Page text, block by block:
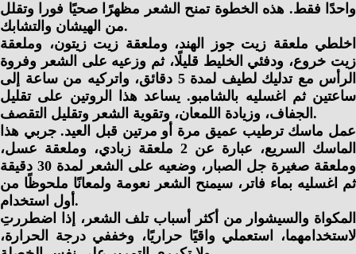
واحدًا فقط. هذه الخطوة تمنح الشعر مظهرًا صحيًا فورا وتقلل
من الهيشان والتشابك.
اخلطي ملعقة زيت جوز الهند، وملعقة زيت زيتون، وملعقة
زيت خروع، ودفئي الخليط قليلًا، ثم وزعيه على الشعر وفروة
الرأس مع تدليك لطيف لمدة 5 دقائق، واتركيه من ساعة إلى
ساعتين ثم اغسليه بالشامبو. يساعد هذا الروتين على تقليل
الجفاف، وزيادة اللمعان، وتقوية الشعر وتقليل التقصف.
عمل ماسك ترطيب عميق مرة أو مرتين قبل العيد. جربي هذا
الماسك السريع، عبارة عن 2 ملعقة زبادي، وملعقة عسل،
وملعقة صغيرة جل الصبار، وضعيه على الشعر لمدة 30 دقيقة
ثم اغسليه بماء فاتر، سيمنح الشعر نعومة ولمعانًا ملحوظًا من
أول استخدام.
المكواة والسيشوار من أكثر أسباب تلف الشعر، إذا اضطررتِ
لاستخدامهما، استعملي واقيًا حراريًا، وخففي درجة الحرارة،